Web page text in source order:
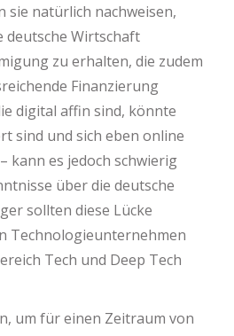
sie natürlich nachweisen,
deutsche Wirtschaft
zu erhalten, die zudem
Finanzierung
digital affin sind, könnte
sind und sich eben online
kann es jedoch schwierig
über die deutsche
sollten diese Lücke
Technologieunternehmen
Tech und Deep Tech
um für einen Zeitraum von